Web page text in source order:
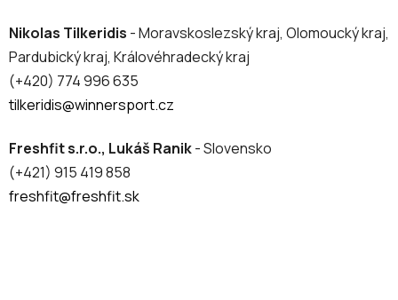
Nikolas Tilkeridis - Moravskoslezský kraj, Olomoucký kraj,
Pardubický kraj, Královéhradecký kraj
(+420) 774 996 635
tilkeridis@winnersport.cz
Freshfit s.r.o., Lukáš Ranik- Slovensko
(+421) 915 419 858
freshfit@freshfit.sk